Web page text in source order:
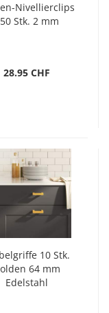
Nivellierclips
Stk. 2 mm
28.95 CHF
10 Stk.
64 mm
Edelstahl